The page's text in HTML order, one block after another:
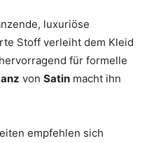
luxuriöse
Stoff verleiht dem Kleid
für formelle
von Satin macht ihn
empfehlen sich